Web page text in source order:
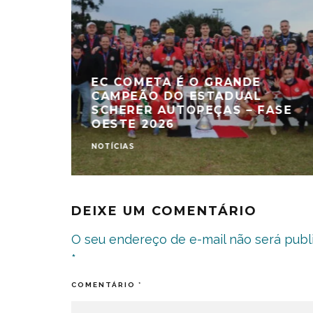
EC COMETA É O GRANDE
CAMPEÃO DO ESTADUAL
SCHERER AUTOPEÇAS – FASE
OESTE 2026
NOTÍCIAS
DEIXE UM COMENTÁRIO
O seu endereço de e-mail não será
*
COMENTÁRIO *